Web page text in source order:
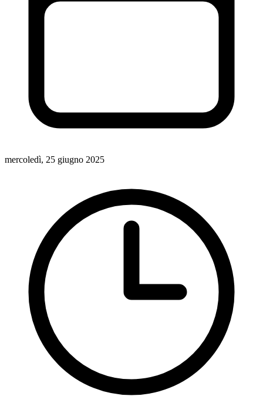
mercoledì, 25 giugno 2025